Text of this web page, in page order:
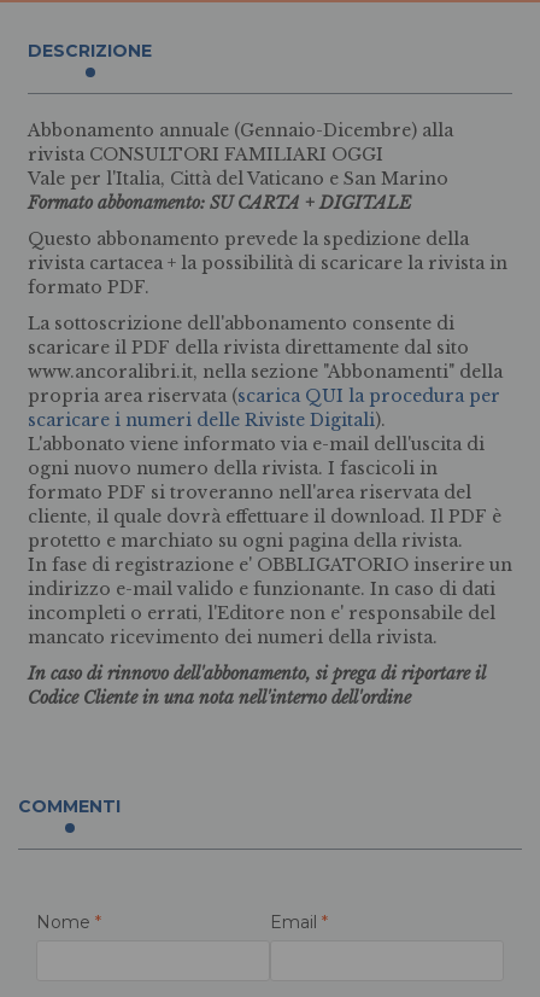
DESCRIZIONE
Abbonamento annuale (Gennaio-Dicembre) alla
rivista CONSULTORI FAMILIARI OGGI
Vale per l'Italia, Città del Vaticano e San Marino
Formato abbonamento: SU CARTA + DIGITALE
Questo abbonamento prevede la spedizione della
rivista cartacea + la possibilità di scaricare la rivista in
formato PDF.
La sottoscrizione dell'abbonamento consente di
scaricare il PDF della rivista direttamente dal sito
www.ancoralibri.it, nella sezione "Abbonamenti" della
propria area riservata (scarica QUI la procedura per
scaricare i numeri delle Riviste Digitali).
L'abbonato viene informato via e-mail dell'uscita di
ogni nuovo numero della rivista. I fascicoli in
formato PDF si troveranno nell'area riservata del
cliente, il quale dovrà effettuare il download. Il PDF è
protetto e marchiato su ogni pagina della rivista.
In fase di registrazione e' OBBLIGATORIO inserire un
indirizzo e-mail valido e funzionante. In caso di dati
incompleti o errati, l'Editore non e' responsabile del
mancato ricevimento dei numeri della rivista.
In caso di rinnovo dell'abbonamento, si prega di riportare il
Codice Cliente in una nota nell'interno dell'ordine
COMMENTI
Nome * Email *